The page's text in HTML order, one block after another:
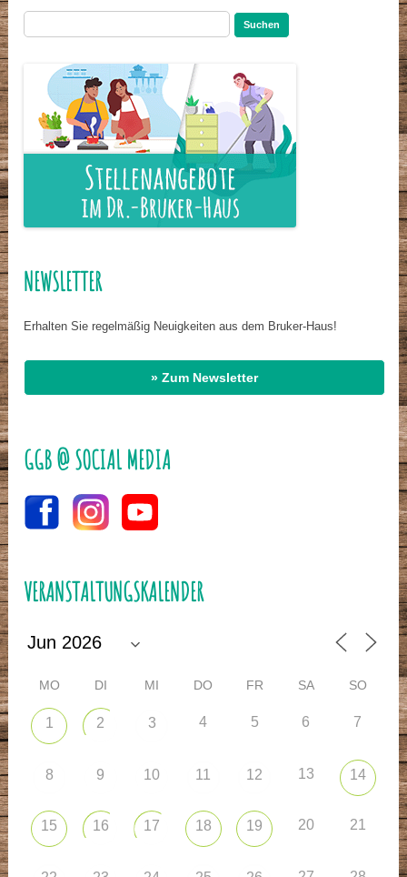
NEWSLETTER
Erhalten Sie regelmäßig Neuigkeiten aus dem Bruker-Haus!
» Zum Newsletter
GGB @ SOCIAL MEDIA
VERANSTALTUNGSKALENDER
MO DI MI DO FR SA SO
1 2 3 4 5 6 7
8 9 10 11 12 13 14
15 16 17 18 19 20 21